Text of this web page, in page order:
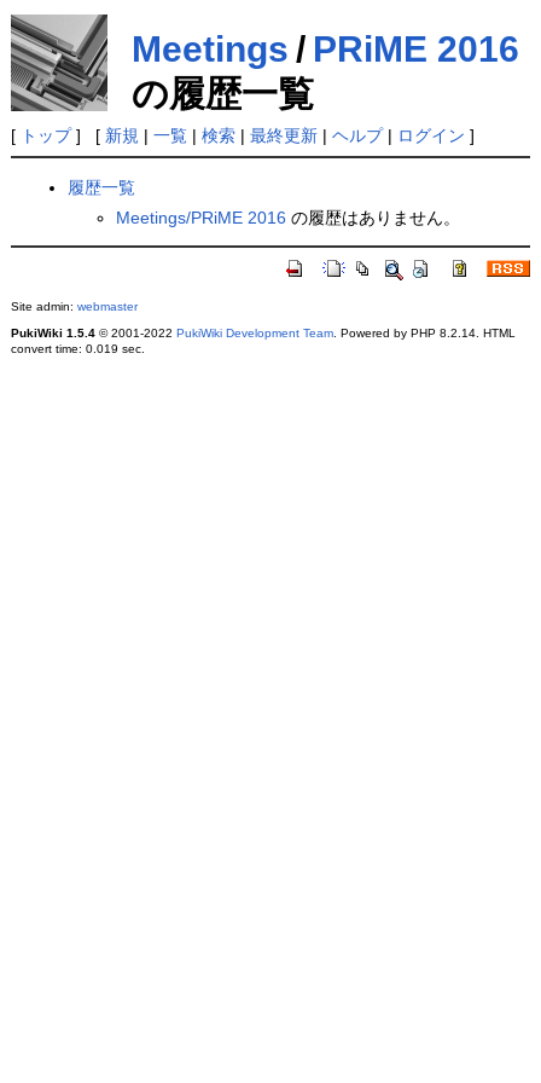
Meetings / PRiME 2016
の履歴一覧
[ トップ] [ 新規 | 一覧| 検索| 最終更新| ヘルプ| ログイン ]
履歴一覧
Meetings/PRiME 2016 の履歴はありません。
Site admin: webmaster
PukiWiki 1.5.4© 2001-2022 PukiWiki Development Team. Powered by PHP 8.2.14. HTML
convert time: 0.019 sec.